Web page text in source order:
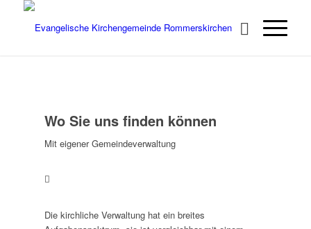
Wo Sie uns finden können
Mit eigener Gemeindeverwaltung
Die kirchliche Verwaltung hat ein breites